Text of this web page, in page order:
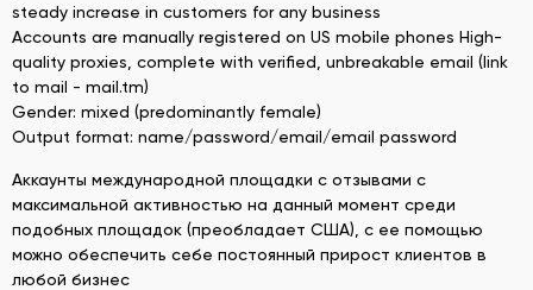
steady increase in customers for any business
Accounts are manually registered on US mobile phones High-
quality proxies, complete with verified, unbreakable email (link
to mail - mail.tm)
Gender: mixed (predominantly female)
Output format: name/password/email/email password
Аккаунты международной площадки с отзывами с
максимальной активностью на данный момент среди
подобных площадок (преобладает США), с ее помощью
можно обеспечить себе постоянный прирост клиентов в
любой бизнес